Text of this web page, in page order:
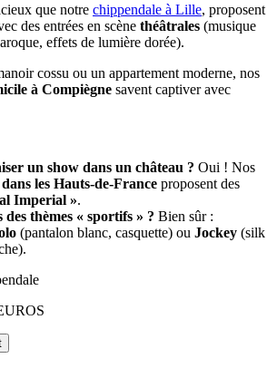
que notre chippendale à Lille, proposent
des entrées en scène théâtrales (musique
effets de lumière dorée).
cossu ou un appartement moderne, nos
à Compiègne savent captiver avec
un show dans un château ? Oui ! Nos
les Hauts-de-France proposent des
Imperial ».
des thèmes « sportifs » ? Bien sûr :
(pantalon blanc, casquette) ou Jockey (silk